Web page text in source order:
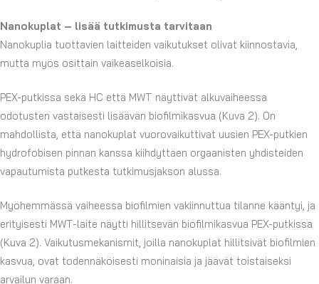
Nanokuplat – lisää tutkimusta tarvitaan
Nanokuplia tuottavien laitteiden vaikutukset olivat kiinnostavia,
mutta myös osittain vaikeaselkoisia.
PEX-putkissa sekä HC että MWT näyttivät alkuvaiheessa
odotusten vastaisesti lisäävän biofilmikasvua (Kuva 2). On
mahdollista, että nanokuplat vuorovaikuttivat uusien PEX-putkien
hydrofobisen pinnan kanssa kiihdyttäen orgaanisten yhdisteiden
vapautumista putkesta tutkimusjakson alussa.
Myöhemmässä vaiheessa biofilmien vakiinnuttua tilanne kääntyi, ja
erityisesti MWT-laite näytti hillitsevän biofilmikasvua PEX-putkissa
(Kuva 2). Vaikutusmekanismit, joilla nanokuplat hillitsivät biofilmien
kasvua, ovat todennäköisesti moninaisia ja jäävät toistaiseksi
arvailun varaan.